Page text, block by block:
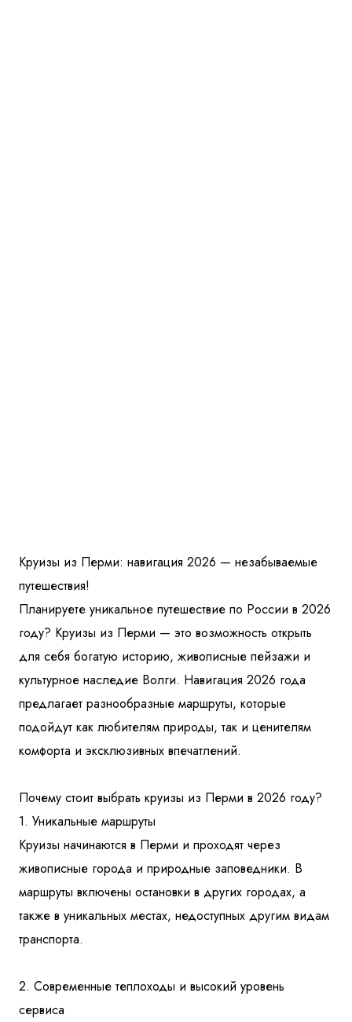
Круизы из Перми: навигация 2026 — незабываемые
путешествия!
Планируете уникальное путешествие по России в 2026
году? Круизы из Перми — это возможность открыть
для себя богатую историю, живописные пейзажи и
культурное наследие Волги. Навигация 2026 года
предлагает разнообразные маршруты, которые
подойдут как любителям природы, так и ценителям
комфорта и эксклюзивных впечатлений.
Почему стоит выбрать круизы из Перми в 2026 году?
1. Уникальные маршруты
Круизы начинаются в Перми и проходят через
живописные города и природные заповедники. В
маршруты включены остановки в других городах, а
также в уникальных местах, недоступных другим видам
транспорта.
2. Современные теплоходы и высокий уровень
сервиса